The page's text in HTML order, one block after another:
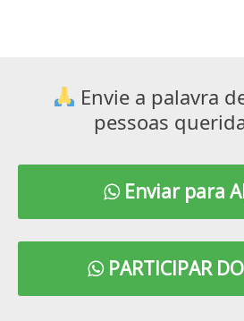
Envie a palavra
pessoas
Enviar para
PARTICIPAR